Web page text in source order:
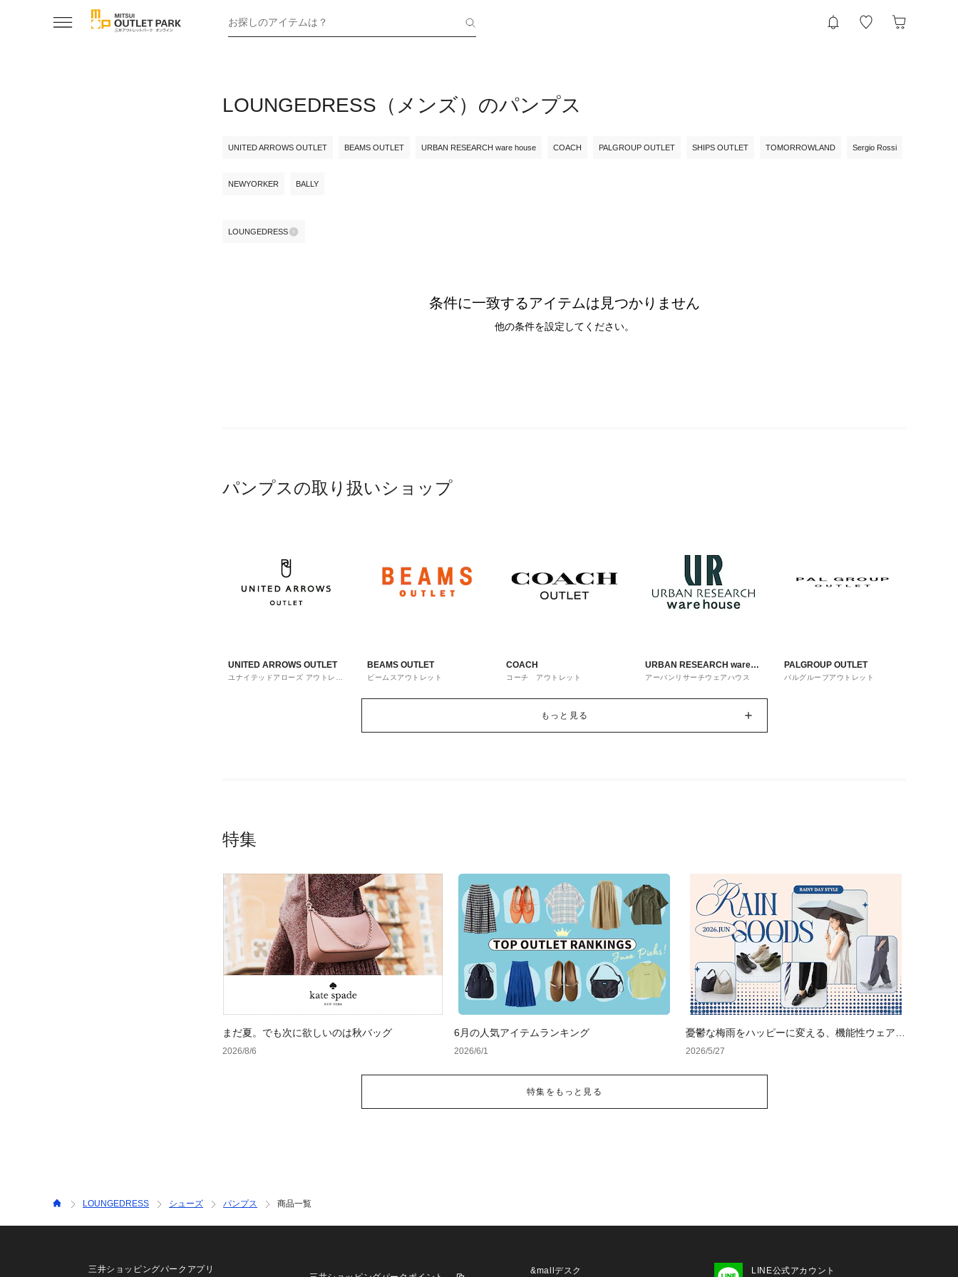
お探しのアイテムは？
LOUNGEDRESS（メンズ）のパンプス
UNITED ARROWS OUTLET BEAMS OUTLET URBAN RESEARCH ware house COACH PALGROUP OUTLET SHIPS OUTLET TOMORROWLAND Sergio Rossi
NEWYORKER BALLY
LOUNGEDRESS
条件に一致するアイテムは見つかりません
他の条件を設定してください。
パンプスの取り扱いショップ
UNITED ARROWS OUTLET
ユナイテッドアローズ アウトレッ
BEAMS OUTLET
ビームスアウトレット
COACH
コーチ アウトレット
URBAN RESEARCH ware
house
アーバンリサーチウェアハウス
PALGROUP OUTLET
パルグループアウトレット
もっと見る
特集
まだ夏。でも次に欲しいのは秋バッグ
2026/8/6
6月の人気アイテムランキング
2026/6/1
憂鬱な梅雨をハッピーに変える、機能性ウェア＆
レイングッズ
2026/5/27
特集をもっと見る
LOUNGEDRESS シューズ パンプス 商品一覧
三井ショッピングパークアプリ &mallデスク LINE公式アカウント